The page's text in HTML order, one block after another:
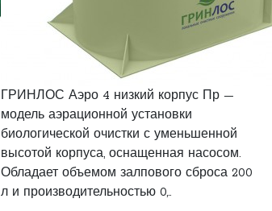
ГРИНЛОС Аэро 4 низкий корпус Пр —
модель аэрационной установки
биологической очистки с уменьшенной
высотой корпуса, оснащенная насосом.
Обладает объемом залпового сброса 200
л и производительностью 0,..